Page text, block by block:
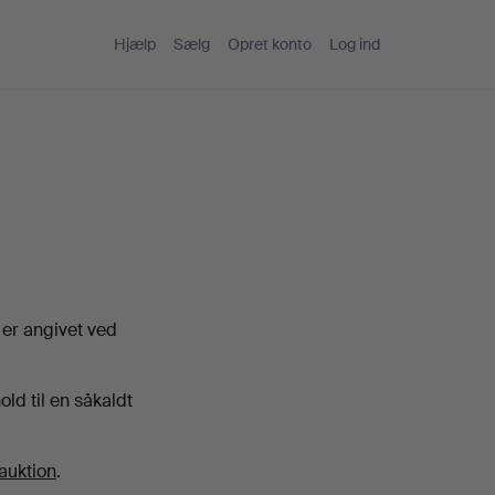
Hjælp Sælg Opret konto Log ind
angivet ved
til en såkaldt
.